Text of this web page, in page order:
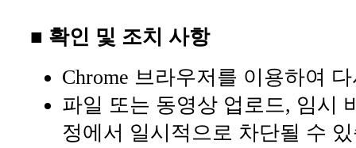
■ 확인 및 조치 사항
Chrome 브라우저를 이용하여
파일 또는 동영상 업로드, 임시
정에서 일시적으로 차단될 수